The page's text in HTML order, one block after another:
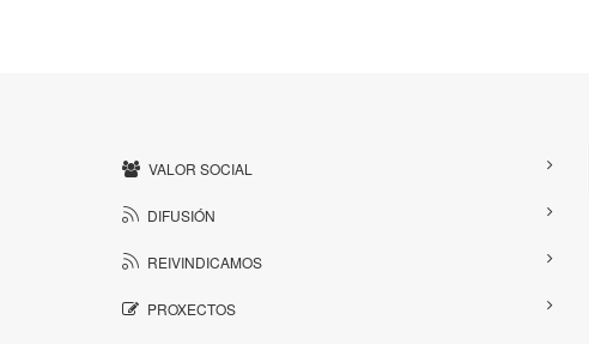
VALOR SOCIAL
DIFUSIÓN
REIVINDICAMOS
PROXECTOS